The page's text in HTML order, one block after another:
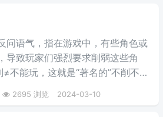
问语气，指在游戏中，有些角色或
导致玩家们强烈要求削弱这些角
不能玩，这就是“著名的”不削不等
2695 浏览 2024-03-10